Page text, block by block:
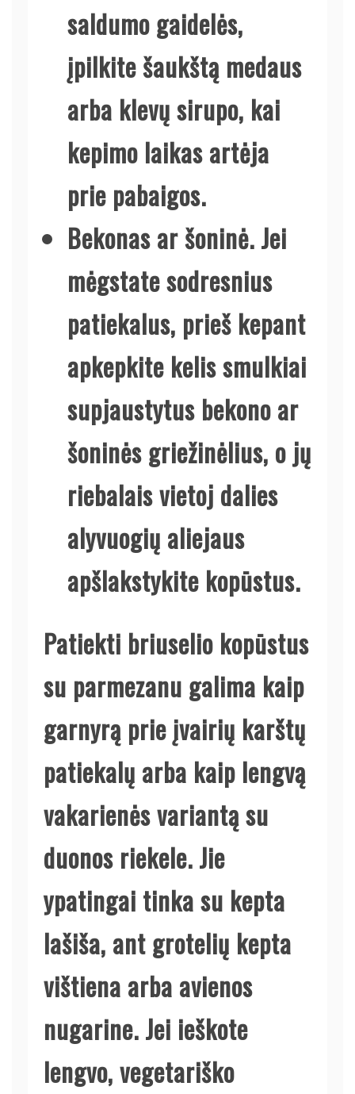
saldumo gaidelės,
įpilkite šaukštą medaus
arba klevų sirupo, kai
kepimo laikas artėja
prie pabaigos.
Bekonas ar šoninė.Jei
mėgstate sodresnius
patiekalus, prieš kepant
apkepkite kelis smulkiai
supjaustytus bekono ar
šoninės griežinėlius, o jų
riebalais vietoj dalies
alyvuogių aliejaus
apšlakstykite kopūstus.
Patiekti briuselio kopūstus
su parmezanu galima kaip
garnyrą prie įvairių karštų
patiekalų arba kaip lengvą
vakarienės variantą su
duonos riekele. Jie
ypatingai tinka su kepta
lašiša, ant grotelių kepta
vištiena arba avienos
nugarine. Jei ieškote
lengvo, vegetariško